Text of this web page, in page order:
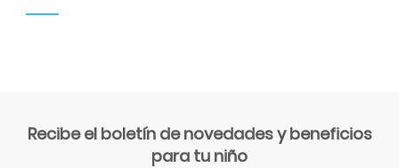
Recibe el boletín de novedades y beneficios
para tu niño